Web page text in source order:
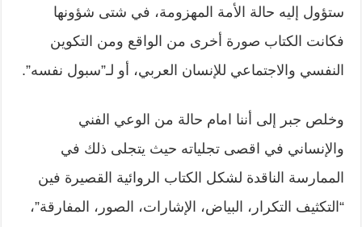
ستؤول إليه حالة الأمة المهزومة، في شتى شؤونها
فكانت الكتاب صورة أخرى من الواقع ومن التكوين
النفسي والاجتماعي للإنسان العربي، أو لـ”سبول نفسه”.
وخلص جبر إلى أننا امام حالة من الوعي الفني
والإنساني في اقصى تجلياته حيث يتجلى ذلك في
الممارسة الناقدة لشكل الكتاب الروائية القصيرة فين
“التكثيف التكرار، البياض، الإشارات، الصور، المفارقة”،